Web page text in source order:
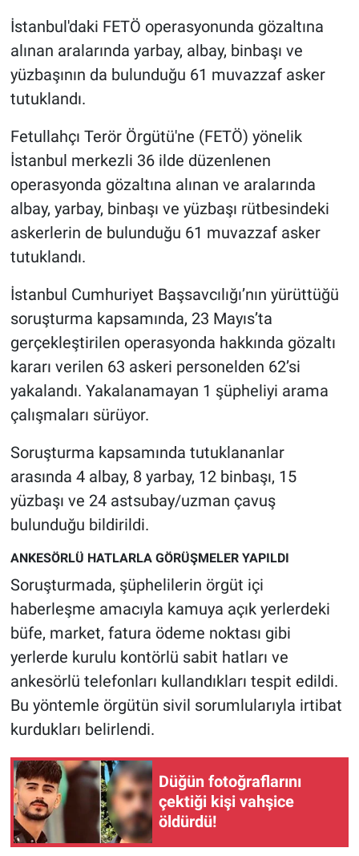
İstanbul'daki FETÖ operasyonunda gözaltına
alınan aralarında yarbay, albay, binbaşı ve
yüzbaşının da bulunduğu 61 muvazzaf asker
tutuklandı.
Fetullahçı Terör Örgütü'ne (FETÖ) yönelik
İstanbul merkezli 36 ilde düzenlenen
operasyonda gözaltına alınan ve aralarında
albay, yarbay, binbaşı ve yüzbaşı rütbesindeki
askerlerin de bulunduğu 61 muvazzaf asker
tutuklandı.
İstanbul Cumhuriyet Başsavcılığı’nın yürüttüğü
soruşturma kapsamında, 23 Mayıs’ta
gerçekleştirilen operasyonda hakkında gözaltı
kararı verilen 63 askeri personelden 62’si
yakalandı. Yakalanamayan 1 şüpheliyi arama
çalışmaları sürüyor.
Soruşturma kapsamında tutuklananlar
arasında 4 albay, 8 yarbay, 12 binbaşı, 15
yüzbaşı ve 24 astsubay/uzman çavuş
bulunduğu bildirildi.
ANKESÖRLÜ HATLARLA GÖRÜŞMELER YAPILDI
Soruşturmada, şüphelilerin örgüt içi
haberleşme amacıyla kamuya açık yerlerdeki
büfe, market, fatura ödeme noktası gibi
yerlerde kurulu kontörlü sabit hatları ve
ankesörlü telefonları kullandıkları tespit edildi.
Bu yöntemle örgütün sivil sorumlularıyla irtibat
kurdukları belirlendi.
Düğün fotoğraflarını
çektiği kişi vahşice
öldürdü!
Gündem Özel
Günün görüntüsü
İlan
Kimdir
Koronavirüs
Ne demişti
Nedir
Popüler
Programlar
Sağlık
Spor
Türkiye'nin Geleceği
Türkiye'nin Gündemi
Yerel Gündem
Yerel Yaşam
Canlı Yayın